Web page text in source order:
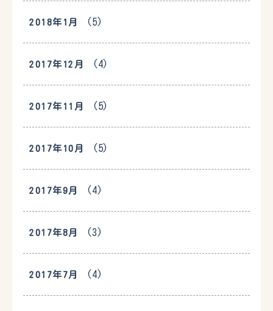
2018年1月 (5)
2017年12月 (4)
2017年11月 (5)
2017年10月 (5)
2017年9月 (4)
2017年8月 (3)
2017年7月 (4)